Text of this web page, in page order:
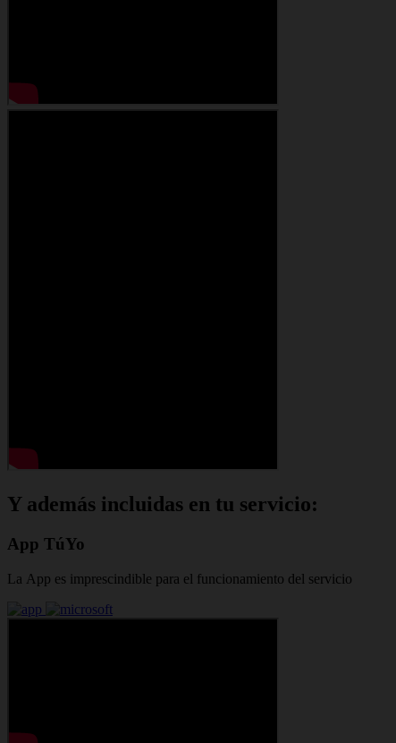
Y además incluidas en tu servicio:
App TúYo
La App es imprescindible para el funcionamiento del servicio